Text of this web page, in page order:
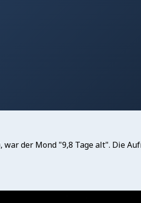
war der Mond "9,8 Tage alt". Die